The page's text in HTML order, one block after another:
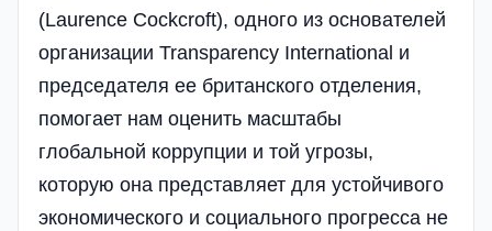
(Laurence Cockcroft), одного из основателей
организации Transparency International и
председателя ее британского отделения,
помогает нам оценить масштабы
глобальной коррупции и той угрозы,
которую она представляет для устойчивого
экономического и социального прогресса не